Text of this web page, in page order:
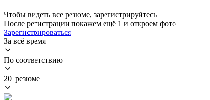
Чтобы видеть все резюме, зарегистрируйтесь
После регистрации покажем ещё 1 и откроем фото
Зарегистрироваться
За всё время
По соответствию
20 резюме